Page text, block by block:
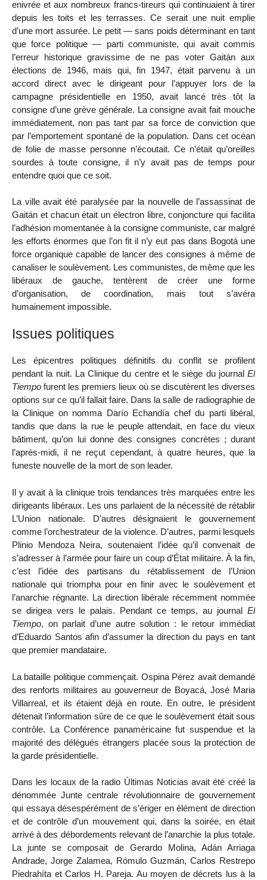
enivrée et aux nombreux francs-tireurs qui continuaient à tirer
depuis les toits et les terrasses. Ce serait une nuit emplie
d’une mort assurée. Le petit — sans poids déterminant en tant
que force politique — parti communiste, qui avait commis
l’erreur historique gravissime de ne pas voter Gaitán aux
élections de 1946, mais qui, fin 1947, était parvenu à un
accord direct avec le dirigeant pour l’appuyer lors de la
campagne présidentielle en 1950, avait lancé très tôt la
consigne d’une grève générale. La consigne avait fait mouche
immédiatement, non pas tant par sa force de conviction que
par l’emportement spontané de la population. Dans cet océan
de folie de masse personne n’écoutait. Ce n’était qu’oreilles
sourdes à toute consigne, il n’y avait pas de temps pour
entendre quoi que ce soit.
La ville avait été paralysée par la nouvelle de l’assassinat de
Gaitán et chacun était un électron libre, conjoncture qui facilita
l’adhésion momentanée à la consigne communiste, car malgré
les efforts énormes que l’on fit il n’y eut pas dans Bogotá une
force organique capable de lancer des consignes à même de
canaliser le soulèvement. Les communistes, de même que les
libéraux de gauche, tentèrent de créer une forme
d’organisation, de coordination, mais tout s’avéra
humainement impossible.
Issues politiques
Les épicentres politiques définitifs du conflit se profilent
pendant la nuit. La Clinique du centre et le siège du journal El
Tiempo furent les premiers lieux où se discutèrent les diverses
options sur ce qu’il fallait faire. Dans la salle de radiographie de
la Clinique on nomma Darío Echandía chef du parti libéral,
tandis que dans la rue le peuple attendait, en face du vieux
bâtiment, qu’on lui donne des consignes concrètes ; durant
l’après-midi, il ne reçut cependant, à quatre heures, que la
funeste nouvelle de la mort de son leader.
Il y avait à la clinique trois tendances très marquées entre les
dirigeants libéraux. Les uns parlaient de la nécessité de rétablir
L’Union nationale. D’autres désignaient le gouvernement
comme l’orchestrateur de la violence. D’autres, parmi lesquels
Plinio Mendoza Neira, soutenaient l’idée qu’il convenait de
s’adresser à l’armée pour faire un coup d’État militaire. À la fin,
c’est l’idée des partisans du rétablissement de l’Union
nationale qui triompha pour en finir avec le soulèvement et
l’anarchie régnante. La direction libérale récemment nommée
se dirigea vers le palais. Pendant ce temps, au journal El
Tiempo, on parlait d’une autre solution : le retour immédiat
d’Eduardo Santos afin d’assumer la direction du pays en tant
que premier mandataire.
La bataille politique commençait. Ospina Pérez avait demandé
des renforts militaires au gouverneur de Boyacá, José Maria
Villarreal, et ils étaient déjà en route. En outre, le président
détenait l’information sûre de ce que le soulèvement était sous
contrôle. La Conférence panaméricaine fut suspendue et la
majorité des délégués étrangers placée sous la protection de
la garde présidentielle.
Dans les locaux de la radio Últimas Noticias avait été créé la
dénommée Junte centrale révolutionnaire de gouvernement
qui essaya désespérément de s’ériger en élément de direction
et de contrôle d’un mouvement qui, dans la soirée, en était
arrivé à des débordements relevant de l’anarchie la plus totale.
La junte se composait de Gerardo Molina, Adán Arriaga
Andrade, Jorge Zalamea, Rómulo Guzmán, Carlos Restrepo
Piedrahíta et Carlos H. Pareja. Au moyen de décrets lus à la